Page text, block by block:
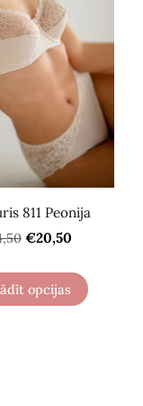
811 Peonija
€20,50
opcijas